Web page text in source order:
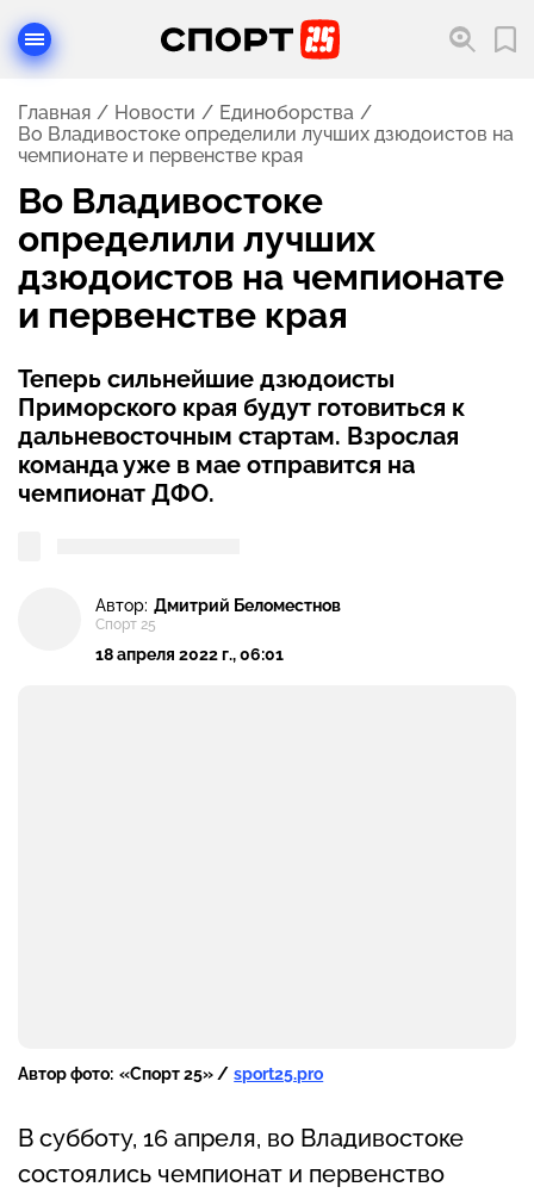
Главная Новости
Единоборства
Во Владивостоке определили лучших дзюдоистов на
чемпионате и первенстве края
Во Владивостоке
определили лучших
дзюдоистов на чемпионате
и первенстве края
Теперь сильнейшие дзюдоисты
Приморского края будут готовиться к
дальневосточным стартам. Взрослая
команда уже в мае отправится на
чемпионат ДФО.
Автор: Дмитрий Беломестнов
Спорт 25
18 апреля 2022 г., 06:01
Автор фото: «Спорт 25» / sport25.pro
В субботу, 16 апреля, во Владивостоке
состоялись чемпионат и первенство